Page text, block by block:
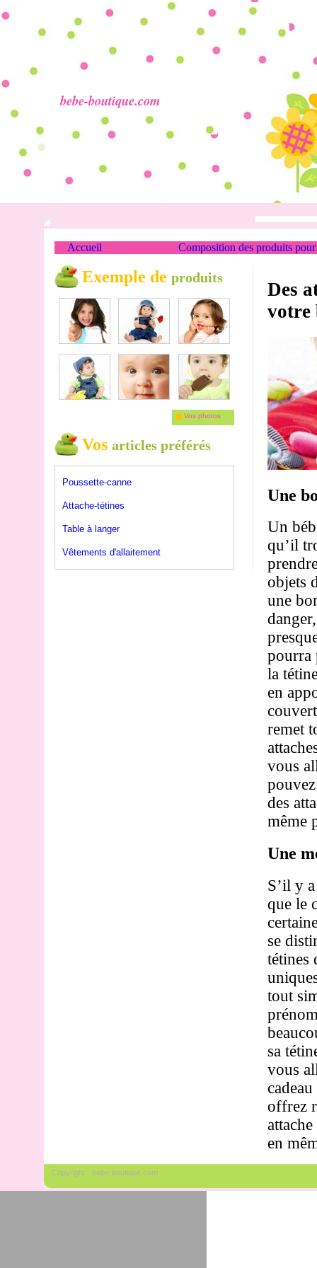
bebe-boutique.com
Accueil Composition des produits pour
Exemple de produits
Vos photos
Vos articles préférés
Poussette-canne
Attache-tétines
Table à langer
Vêtements d'allaitement
Des
votre
Une
Un
qu’il
objets
une
pourra
la
en
remet
vous
des
même
Une
S’il y
que le
se
tétines
tout
sa
vous
offrez
en
Copyright - bebe-boutique.com